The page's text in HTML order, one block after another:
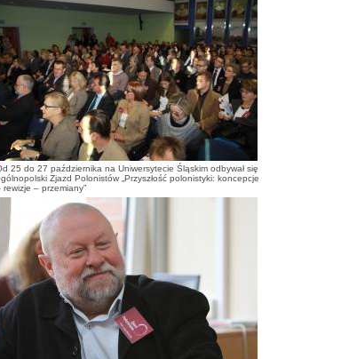
25 do 27 października na Uniwersytecie Śląskim odbywał się
Zjazd Polonistów „Przyszłość polonistyki: koncepcje
rewizje – przemiany”